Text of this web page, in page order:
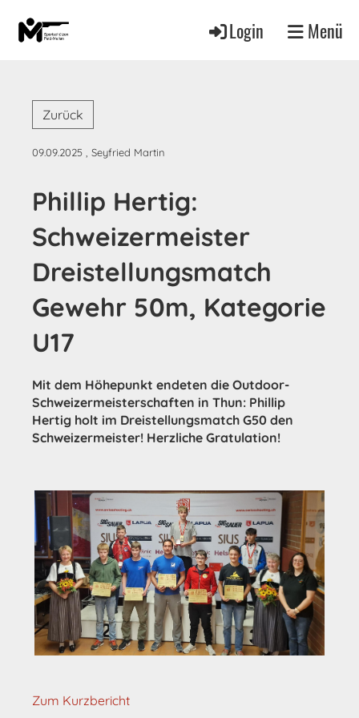
Login Menü
Zurück
09.09.2025 , Seyfried Martin
Phillip Hertig:
Schweizermeister
Dreistellungsmatch
Gewehr 50m, Kategorie
U17
Mit dem Höhepunkt endeten die Outdoor-
Schweizermeisterschaften in Thun: Phillip
Hertig holt im Dreistellungsmatch G50 den
Schweizermeister! Herzliche Gratulation!
Zum Kurzbericht